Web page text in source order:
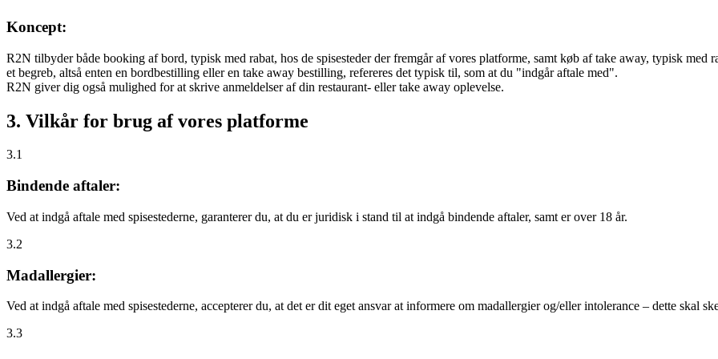
Koncept:
R2N tilbyder både booking af bord, typisk med rabat, hos de spisesteder der fremgår af vores platforme, samt køb af take away, typisk med
et begreb, altså enten en bordbestilling eller en take away bestilling, refereres det typisk til, som at du "indgår aftale med".
R2N giver dig også mulighed for at skrive anmeldelser af din restaurant- eller take away oplevelse.
3. Vilkår for brug af vores platforme
3.1
Bindende aftaler:
Ved at indgå aftale med spisestederne, garanterer du, at du er juridisk i stand til at indgå bindende aftaler, samt er over 18 år.
3.2
Madallergier:
Ved at indgå aftale med spisestederne, accepterer du, at det er dit eget ansvar at informere om madallergier og/eller intolerance – dette skal
3.3